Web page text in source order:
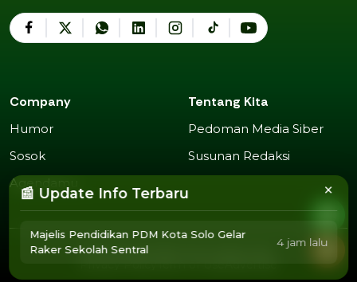
Company
Humor
Sosok
Agendamu
Agendamu
Tentang Kita
Pedoman Media Siber
Susunan Redaksi
2025 Copyright @
📰 Update Info Terbaru
Majelis Pendidikan PDM Kota Solo Gelar
Raker Sekolah Sentral
4 jam lalu
×